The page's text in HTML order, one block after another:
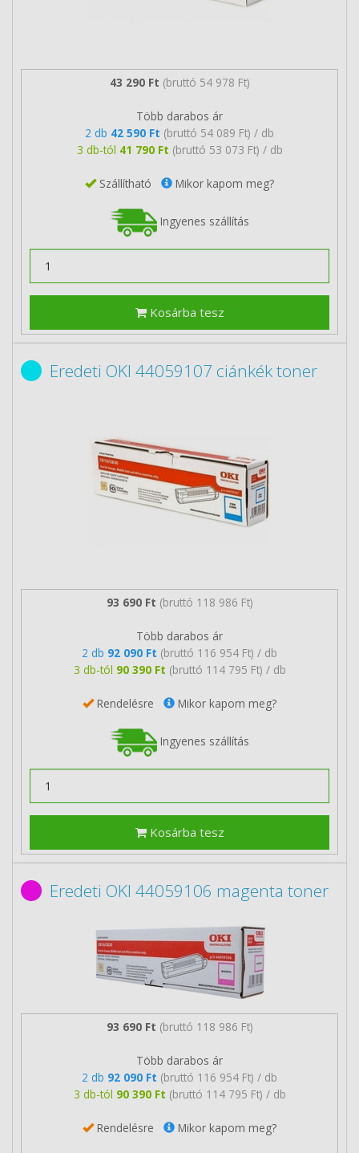
43 290 Ft (bruttó 54 978 Ft)
Több darabos ár
2 db 42 590 Ft (bruttó 54 089 Ft) / db
3 db-tól 41 790 Ft (bruttó 53 073 Ft) / db
Szállítható Mikor kapom meg?
Ingyenes szállítás
Kosárba tesz
Eredeti OKI 44059107 ciánkék toner
93 690 Ft (bruttó 118 986 Ft)
Több darabos ár
2 db 92 090 Ft (bruttó 116 954 Ft) / db
3 db-tól 90 390 Ft (bruttó 114 795 Ft) / db
Rendelésre Mikor kapom meg?
Ingyenes szállítás
Kosárba tesz
Eredeti OKI 44059106 magenta toner
93 690 Ft (bruttó 118 986 Ft)
Több darabos ár
2 db 92 090 Ft (bruttó 116 954 Ft) / db
3 db-tól 90 390 Ft (bruttó 114 795 Ft) / db
Rendelésre Mikor kapom meg?